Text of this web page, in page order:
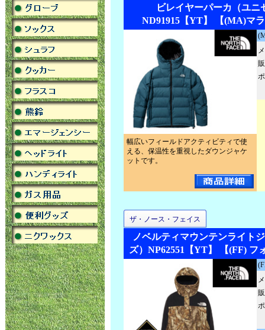
ビレイヤーパーカ（ユニ
ND91915【YT】 【(MA)マ
幅広いフィールドアクティビティで使
える、保温性を重視したダウンジャケ
ットです。
ザ・ノース・フェイス
ノベルティマウンテンライト
ズ）NP62551【YT】 【(FF) フ